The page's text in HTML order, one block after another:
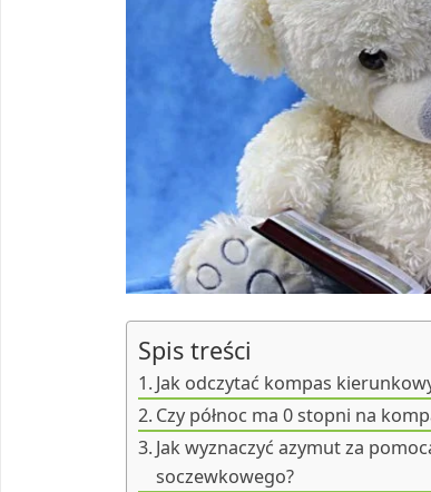
Spis treści
Jak odczytać kompas
Czy północ ma 0 stopni na
Jak wyznaczyć azymut za
soczewkowego?